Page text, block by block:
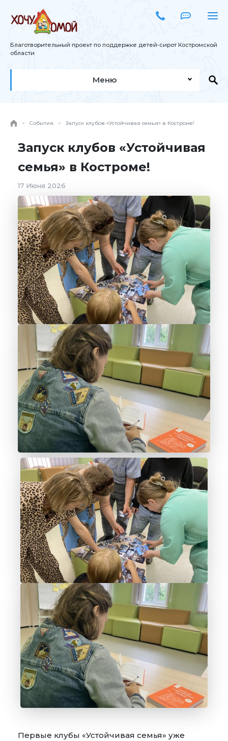
Благотворительный проект по поддержке детей-сирот Костромской
области
Меню
События Запуск клубов «Устойчивая семья» в Костроме!
Запуск клубов «Устойчивая
семья» в Костроме!
17 Июня 2026
Первые клубы «Устойчивая семья» уже